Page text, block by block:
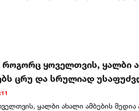
როგორც ყოველთვის, ყალბი
ცრუ და სრულიად
ყალბი ახალი ამბების